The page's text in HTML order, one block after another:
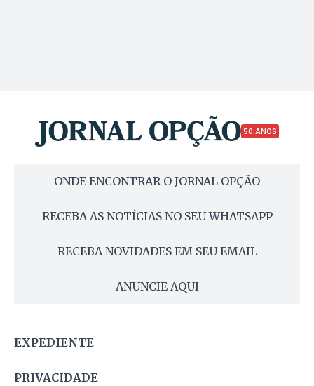
50 ANOS
ONDE ENCONTRAR O JORNAL OPÇÃO
RECEBA AS NOTÍCIAS NO SEU WHATSAPP
RECEBA NOVIDADES EM SEU EMAIL
ANUNCIE AQUI
EXPEDIENTE
PRIVACIDADE